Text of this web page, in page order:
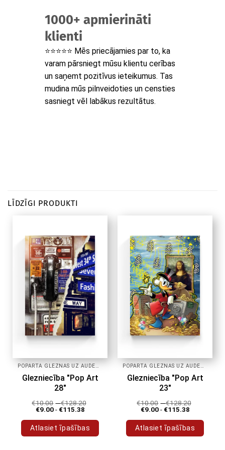
1000+ apmierināti
klienti
⭐⭐⭐⭐⭐ Mēs priecājamies par to, ka
varam pārsniegt mūsu klientu cerības
un saņemt pozitīvus ieteikumus. Tas
mudina mūs pilnveidoties un censties
sasniegt vēl labākus rezultātus.
LĪDZĪGI PRODUKTI
Glezniecība "Pop Art
28"
€10.00 -€128.20
€9.00-€115.38
Atlasiet īpašības
Glezniecība "Pop Art
23"
€10.00 -€128.20
€9.00-€115.38
Atlasiet īpašības